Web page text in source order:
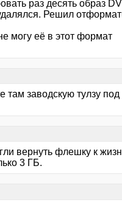
раз десять образ
Решил
могу её в этот формат
там заводскую тулзу под
вернуть флешку к
3 ГБ.